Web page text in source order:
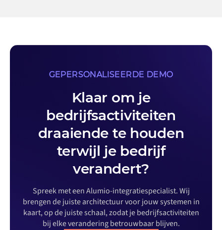
GEPERSONALISEERDE DEMO
Klaar om je
bedrijfsactiviteiten
draaiende te houden
terwijl je bedrijf
verandert?
Spreek met een Alumio-integratiespecialist. Wij
brengen de juiste architectuur voor jouw systemen in
kaart, op de juiste schaal, zodat je bedrijfsactiviteiten
bij elke verandering betrouwbaar blijven.